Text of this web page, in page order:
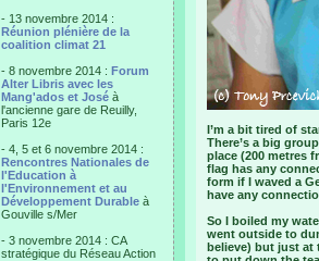
- 13 novembre 2014 :
Réunion plénière de la
coalition climat 21
- 8 novembre 2014 : Forum
Alter Libris avec les
Mang'ados et José à
l'ancienne gare de Reuilly,
Paris 12e
- 4, 5 et 6 novembre 2014 :
Rencontres Nationales de
l'Education à
l'Environnement et au
Développement Durable à
Gouville s/Mer
- 3 novembre 2014 : CA
stratégique du Réseau Action
I’m a bit tired of
There’s a big
place (200 metres
flag has any
form if I waved a
have any
So I boiled my
went outside to
believe) but just at